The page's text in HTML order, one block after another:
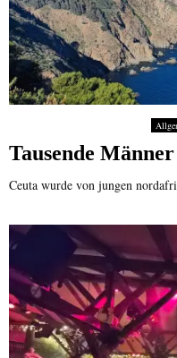
Tausende
Ceuta wurde von jungen